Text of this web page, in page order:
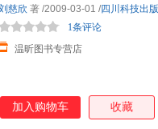
温昕图书专营店
1条评论
慈欣 著 /2009-03-01 /四川科技出
加入购物车 收藏